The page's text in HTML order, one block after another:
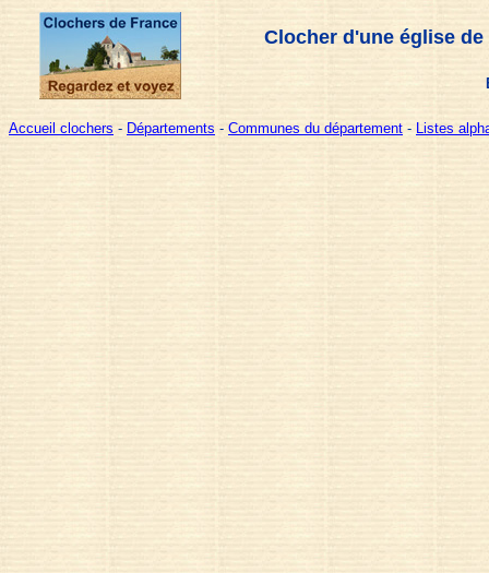
Clocher d'une église
Accueil clochers - Départements - Communes du département - Listes